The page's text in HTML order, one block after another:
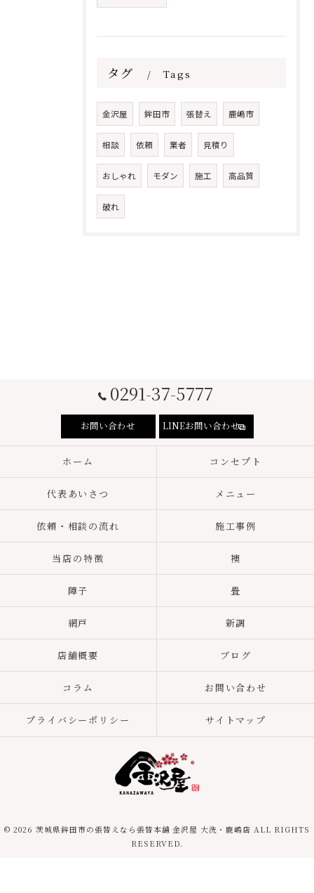
タグ Tags
金沢屋 鉾田市 張替え 鹿嶋市
相談 依頼 業者 見積り
おしゃれ モダン 施工 高品質
破れ
0291-37-5777
お問い合わせ LINEお問い合わせ
ホーム コンセプト
代表あいさつ メニュー
依頼・相談の流れ 施工事例
当店の特徴 襖
障子 畳
網戸 新調
店舗概要 ブログ
コラム お問い合わせ
プライバシーポリシー サイトマップ
© 2026 茨城県鉾田市の張替えなら張替本舗 金沢屋 大洗・鹿嶋店 ALL RIGHTS
RESERVED.